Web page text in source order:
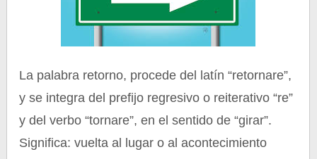
La palabra retorno, procede del latín “retornare”,
y se integra del prefijo regresivo o reiterativo “re”
y del verbo “tornare”, en el sentido de “girar”.
Significa: vuelta al lugar o al acontecimiento